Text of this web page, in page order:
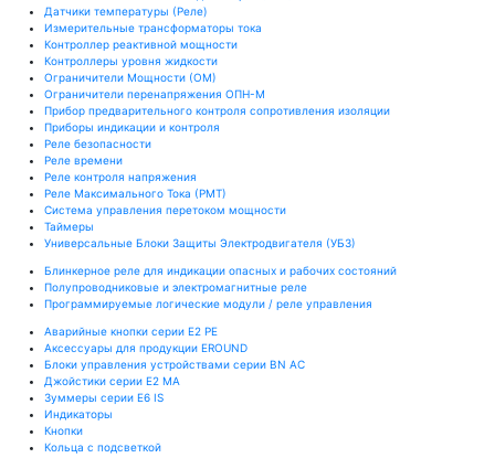
Датчики температуры (Реле)
Измерительные трансформаторы тока
Контроллер реактивной мощности
Контроллеры уровня жидкости
Ограничители Мощности (ОМ)
Ограничители перенапряжения ОПН-М
Прибор предварительного контроля сопротивления изоляции
Приборы индикации и контроля
Реле безопасности
Реле времени
Реле контроля напряжения
Реле Максимального Тока (РМТ)
Система управления перетоком мощности
Таймеры
Универсальные Блоки Защиты Электродвигателя (УБЗ)
Блинкерное реле для индикации опасных и рабочих состояний
Полупроводниковые и электромагнитные реле
Программируемые логические модули / реле управления
Аварийные кнопки серии E2 PE
Аксессуары для продукции EROUND
Блоки управления устройствами серии BN AC
Джойстики серии E2 MA
Зуммеры серии E6 IS
Индикаторы
Кнопки
Кольца с подсветкой